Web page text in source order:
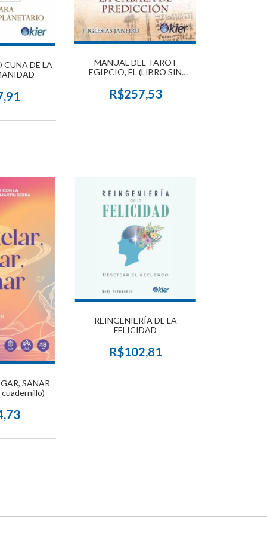
CUNA DE LA
MANUAL DEL TAROT
EGIPCIO, EL (LIBRO SIN
R$257,53
SANAR
cuadernillo)
REINGENIERÍA DE LA
FELICIDAD
R$102,81